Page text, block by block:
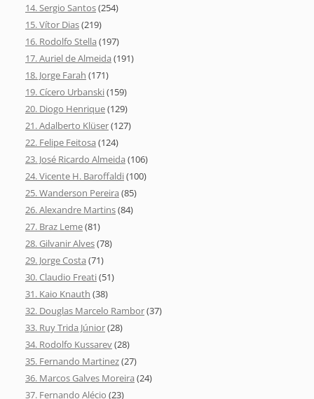
14. Sergio Santos(254)
15. Vítor Dias(219)
16. Rodolfo Stella (197)
17. Auriel de Almeida (191)
18. Jorge Farah (171)
19. Cícero Urbanski(159)
20. Diogo Henrique(129)
21. Adalberto Klüser(127)
22. Felipe Feitosa (124)
23. José Ricardo Almeida (106)
24. Vicente H. Baroffaldi(100)
25. Wanderson Pereira (85)
26. Alexandre Martins(84)
27. Braz Leme(81)
28. Gilvanir Alves(78)
29. Jorge Costa (71)
30. Claudio Freati(51)
31. Kaio Knauth (38)
32. Douglas Marcelo Rambor(37)
33. Ruy Trida Júnior(28)
34. Rodolfo Kussarev(28)
35. Fernando Martinez(27)
36. Marcos Galves Moreira (24)
37. Fernando Alécio (23)